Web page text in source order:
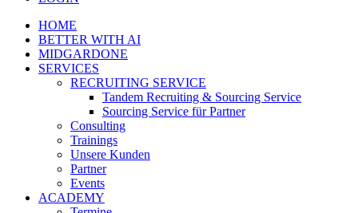
HOME
BETTER WITH AI
MIDGARDONE
SERVICES
RECRUITING SERVICE
Tandem Recruiting & Sourcing Service
Sourcing Service für Partner
Consulting
Trainings
Unsere Kunden
Partner
Events
ACADEMY